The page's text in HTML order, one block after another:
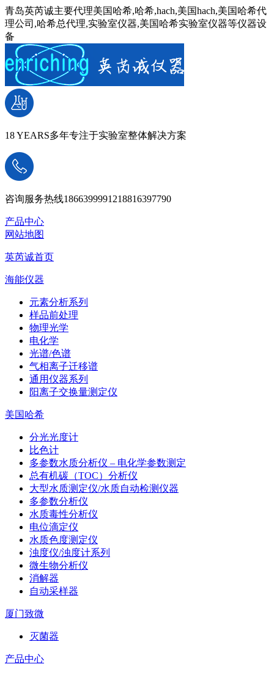
青岛英芮诚主要代理美国哈希,哈希,hach,美国hach,美国哈希代
理公司,哈希总代理,实验室仪器,美国哈希实验室仪器等仪器设
备
18 YEARS多年专注于实验室整体解决方案
咨询服务热线1866399991218816397790
产品中心
网站地图
英芮诚首页
海能仪器
元素分析系列
样品前处理
物理光学
电化学
光谱/色谱
气相离子迁移谱
通用仪器系列
阳离子交换量测定仪
美国哈希
分光光度计
比色计
多参数水质分析仪 – 电化学参数测定
总有机碳（TOC）分析仪
大型水质测定仪/水质自动检测仪器
多参数分析仪
水质毒性分析仪
电位滴定仪
水质色度测定仪
浊度仪/浊度计系列
微生物分析仪
消解器
自动采样器
厦门致微
灭菌器
产品中心